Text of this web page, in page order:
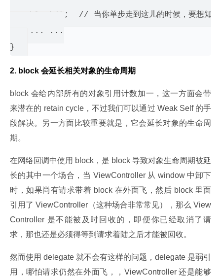
-> block();  // 当你单步走到这儿的时候，要想知道
    ... ...
2. block 会延长相关对象的生命周期
block 会给内部所有的对象引用计数加一，这一方面会带
来潜在的 retain cycle，不过我们可以通过 Weak Self 的手
段解决。另一方面比较重要就是，它会延长对象的生命周
期。
在网络回调中使用 block，是 block 导致对象生命周期被延
长的其中一个场合，当 ViewController 从 window 中卸下
时，如果尚有请求带着 block 在外面飞，然后 block 里面
引用了 ViewController（这种场合非常常见），那么 View
Controller 是不能被及时回收的，即便你已经取消了请
求，那也还是必须得等到请求着陆之后才能被回收。
然而使用 delegate 就不会有这样的问题，delegate 是弱引
用，哪怕请求仍然在外面飞，，ViewController 还是能够